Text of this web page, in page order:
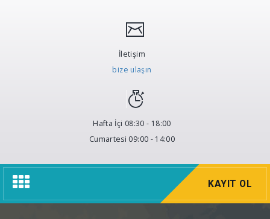
İletişim
bize ulaşın
Hafta İçi 08:30 - 18:00
Cumartesi 09:00 - 14:00
Navigasyon
Menü
KAYIT OL